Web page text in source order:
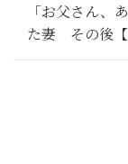
「お父さん、
た妻 その後【